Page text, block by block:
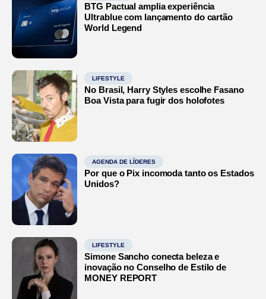
BTG Pactual amplia experiência
Ultrablue com lançamento do cartão
World Legend
LIFESTYLE
No Brasil, Harry Styles escolhe Fasano
Boa Vista para fugir dos holofotes
AGENDA DE LÍDERES
Por que o Pix incomoda tanto os Estados
Unidos?
LIFESTYLE
Simone Sancho conecta beleza e
inovação no Conselho de Estilo de
MONEY REPORT